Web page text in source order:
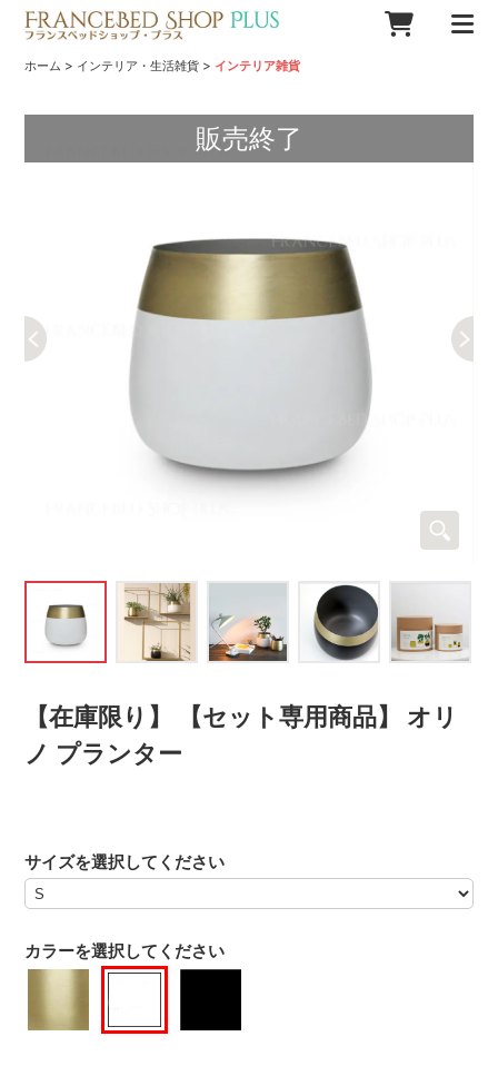
ホーム > インテリア・生活雑貨 > インテリア雑貨
販売終了
【在庫限り】 【セット専用商品】 オリ
ノ プランター
カラーを選択してください
サイズを選択してください